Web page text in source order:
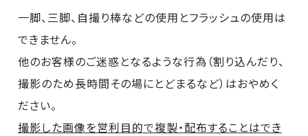
一脚、三脚、自撮り棒などの使用とフラッシュの使用は
できません。
他のお客様のご迷惑となるような行為（割り込んだり、
撮影のため長時間その場にとどまるなど）はおやめく
ださい。
撮影した画像を営利目的で複製・配布することはでき